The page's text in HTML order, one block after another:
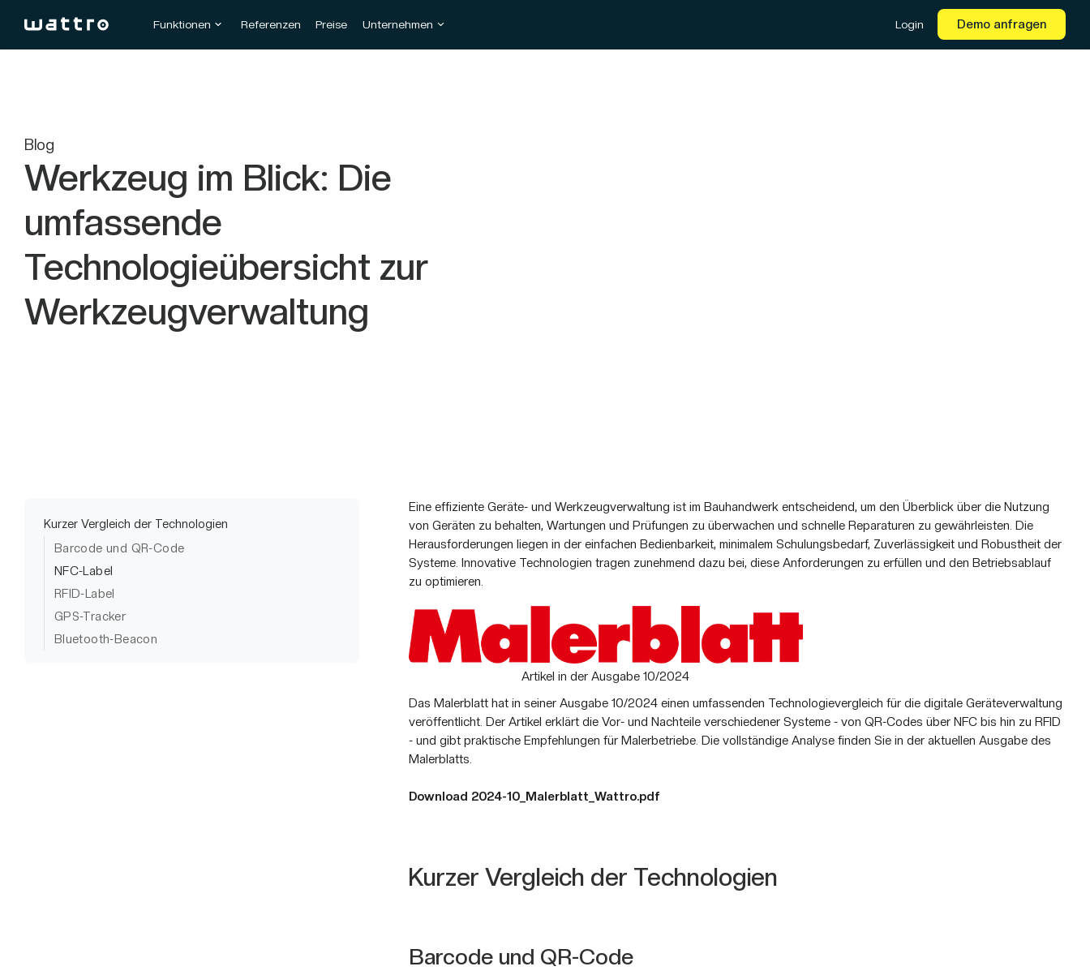
Funktionen Referenzen Preise Unternehmen Login Demo anfragen
Blog
Werkzeug im Blick: Die
umfassende
Technologieübersicht zur
Werkzeugverwaltung
Kurzer Vergleich der Technologien
Barcode und QR-Code
NFC-Label
RFID-Label
GPS-Tracker
Bluetooth-Beacon
Eine effiziente Geräte- und Werkzeugverwaltung ist im Bauhandwerk entscheidend, um den Überblick über die Nutzung
von Geräten zu behalten, Wartungen und Prüfungen zu überwachen und schnelle Reparaturen zu gewährleisten. Die
Herausforderungen liegen in der einfachen Bedienbarkeit, minimalem Schulungsbedarf, Zuverlässigkeit und Robustheit der
Systeme. Innovative Technologien tragen zunehmend dazu bei, diese Anforderungen zu erfüllen und den Betriebsablauf
zu optimieren.
Artikel in der Ausgabe 10/2024
Das Malerblatt hat in seiner Ausgabe 10/2024 einen umfassenden Technologievergleich für die digitale Geräteverwaltung
veröffentlicht. Der Artikel erklärt die Vor- und Nachteile verschiedener Systeme - von QR-Codes über NFC bis hin zu RFID
- und gibt praktische Empfehlungen für Malerbetriebe. Die vollständige Analyse finden Sie in der aktuellen Ausgabe des
Malerblatts.
Download 2024-10_Malerblatt_Wattro.pdf
Kurzer Vergleich der Technologien
Barcode und QR-Code